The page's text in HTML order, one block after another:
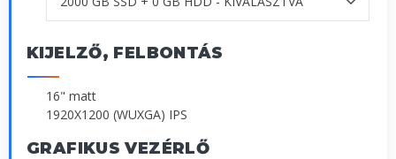
KIJELZŐ, FELBONTÁS
16" matt
1920X1200 (WUXGA) IPS
GRAFIKUS VEZÉRLŐ